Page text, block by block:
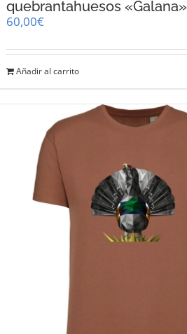
quebrantahuesos «Galana»
60,00€
Añadir al carrito